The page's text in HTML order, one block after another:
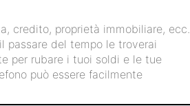
credito, proprietà immobiliare, ecc.
passare del tempo le troverai
per rubare i tuoi soldi e le tue
può essere facilmente